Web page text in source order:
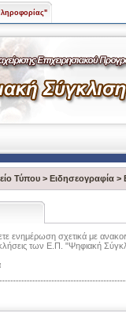
Τύπου > Ειδησεογραφία >
ενημέρωση σχετικά με
των Ε.Π. "Ψηφιακή